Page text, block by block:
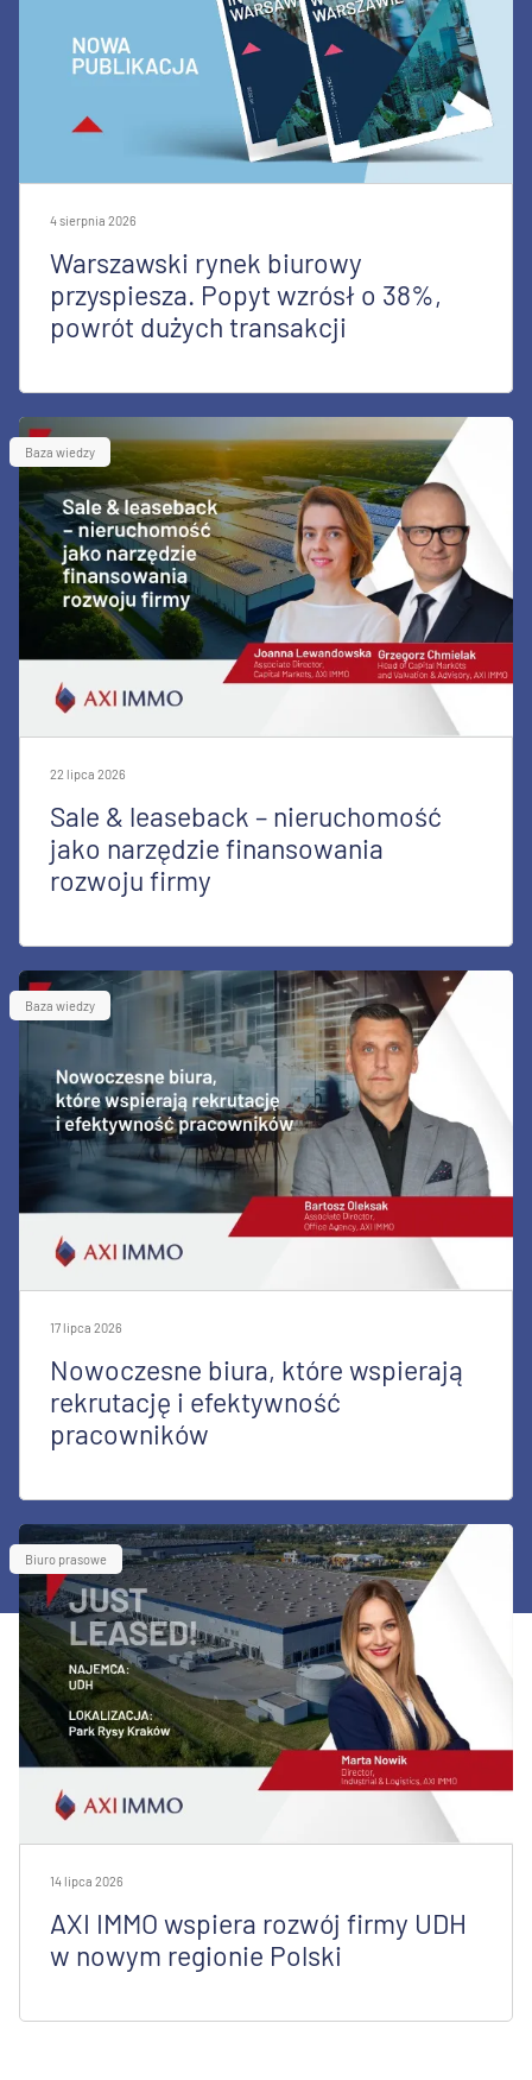
4 sierpnia 2026
Warszawski rynek biurowy
przyspiesza. Popyt wzrósł o 38%,
powrót dużych transakcji
Baza wiedzy
22 lipca 2026
Sale & leaseback – nieruchomość
jako narzędzie finansowania
rozwoju firmy
Baza wiedzy
17 lipca 2026
Nowoczesne biura, które wspierają
rekrutację i efektywność
pracowników
Biuro prasowe
14 lipca 2026
AXI IMMO wspiera rozwój firmy UDH
w nowym regionie Polski